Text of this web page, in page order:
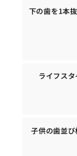
下の歯を1本
ライフス
子供の歯並